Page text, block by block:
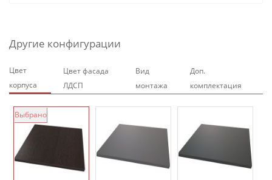
Другие конфигурации
Цвет
корпуса
Цвет фасада
ЛДСП
Вид
монтажа
Доп.
комплектация
Выбрано